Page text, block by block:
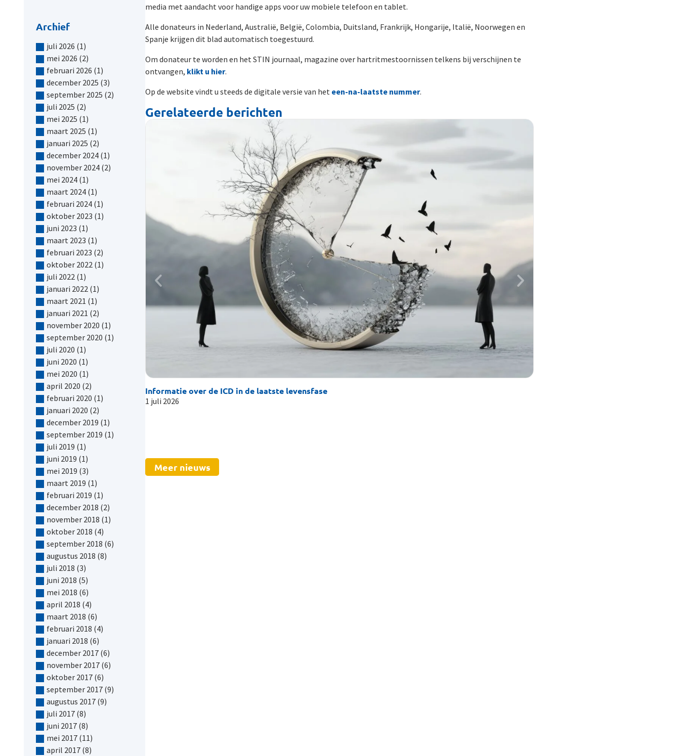
Archief
juli 2026 (1)
mei 2026 (2)
februari 2026 (1)
december 2025 (3)
september 2025 (2)
juli 2025 (2)
mei 2025 (1)
maart 2025 (1)
januari 2025 (2)
december 2024(1)
november 2024(2)
mei 2024(1)
maart 2024(1)
februari 2024(1)
oktober 2023 (1)
juni 2023 (1)
maart 2023 (1)
februari 2023 (2)
oktober 2022 (1)
juli 2022 (1)
januari 2022 (1)
maart 2021 (1)
januari 2021 (2)
november 2020 (1)
september 2020 (1)
juli 2020 (1)
juni 2020 (1)
mei 2020 (1)
april 2020 (2)
februari 2020 (1)
januari 2020 (2)
december 2019 (1)
september 2019 (1)
juli 2019 (1)
juni 2019 (1)
mei 2019 (3)
maart 2019 (1)
februari 2019 (1)
december 2018 (2)
november 2018 (1)
oktober 2018 (4)
september 2018 (6)
augustus 2018 (8)
juli 2018 (3)
juni 2018 (5)
mei 2018 (6)
april 2018 (4)
maart 2018 (6)
februari 2018 (4)
januari 2018 (6)
december 2017(6)
november 2017(6)
oktober 2017(6)
september 2017(9)
augustus 2017(9)
juli 2017(8)
juni 2017(8)
mei 2017(11)
april 2017(8)
media met aandacht voor handige apps voor uw mobiele telefoon en tablet.
Alle donateurs in Nederland, Australië, België, Colombia, Duitsland, Frankrijk, Hongarije, Italië, Noorwegen en
Spanje krijgen dit blad automatisch toegestuurd.
Om donateur te worden en het STIN journaal, magazine over hartritmestoornissen telkens bij verschijnen te
ontvangen, klikt u hier.
Op de website vindt u steeds de digitale versie van het een-na-laatste nummer.
Gerelateerde berichten
Informatie over de ICD in de laatste levensfase
1 juli 2026
Meer nieuws